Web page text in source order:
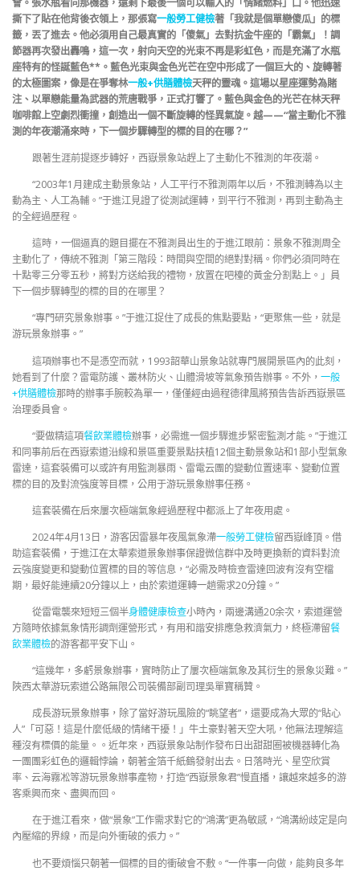
撕下了貼在他背後衣領上，那張寫一般勞工健檢著「我就是個單戀傻瓜」的標
籤，丟了進去。他必須用自己最真實的「傻氣」去對抗金牛座的「霸氣」！調
節器再次發出轟鳴，這一次，射向天空的光束不再是彩虹色，而是充滿了水瓶
座特有的怪誕藍色**。藍色光束與金色光芒在空中形成了一個巨大的、旋轉著
的太極圖案，像是在爭奪林一般+供膳體檢天秤的靈魂。這場以星座運勢為賭
注、以單戀能量為武器的荒唐戰爭，正式打響了。藍色與金色的光芒在林天秤
咖啡館上空劇烈衝撞，創造出一個不斷旋轉的怪異氣旋。越——“當主動化不雅
測的年夜潮涌來時，下一個步驟轉型的標的目的在哪？”
跟著生涯前提逐步轉好，西嶽景象站趕上了主動化不雅測的年夜潮。
“2003年1月建成主動景象站，人工平行不雅測兩年以后，不雅測轉為以主
動為主、人工為輔。”于進江見證了從測試運轉，到平行不雅測，再到主動為主
的全經過歷程。
這時，一個逼真的題目擺在不雅測員出生的于進江眼前：景象不雅測周全
主動化了，傳統不雅測「第三階段：時間與空間的絕對對稱。你們必須同時在
十點零三分零五秒，將對方送給我的禮物，放置在吧檯的黃金分割點上。」員
下一個步驟轉型的標的目的在哪里？
“專門研究景象辦事。”于進江捉住了成長的焦點要點，“更聚焦一些，就是
游玩景象辦事。”
這項辦事也不是憑空而就，1993韶華山景象站就專門展開景區內的此刻，
她看到了什麼？雷電防護、叢林防火、山體滑坡等氣象預告辦事。不外， 一般
+供膳體檢那時的辦事手腕較為單一，僅僅經由過程德律風將預告告訴西嶽景區
治理委員會。
“要做精這項餐飲業體檢辦事，必需進一個步驟進步緊密監測才能。”于進江
和同事前后在西嶽索道沿線和景區重要景點扶植12個主動景象站和1部小型氣象
雷達，這套裝備可以或許有用監測暴雨、雷電云團的變動位置速率、變動位置
標的目的及對流強度等目標，公用于游玩景象辦事任務。
這套裝備在后來屢次極端氣象經過歷程中都派上了年夜用處。
2024年4月13日，游客因雷暴年夜風氣象滯一般勞工健檢留西嶽峰頂。借
助這套裝備，于進江在太華索道景象辦事保證微信群中及時更換新的資料對流
云強度變更和變動位置標的目的等信息，“必需及時檢查雷達回波有沒有空檔
期，最好能連續20分鐘以上，由於索道運轉一趟需求20分鐘。”
從雷電襲來短短三個半身體健康檢查小時內，兩邊溝通20余次，索道運營
方隨時依據氣象情形調劑運營形式，有用和諧安排應急救濟氣力，終極滯留餐
飲業體檢的游客都平安下山。
“這幾年，多虧景象辦事，實時防止了屢次極端氣象及其衍生的景象災難。”
陜西太華游玩索道公路無限公司裝備部副司理吳單寶稱贊。
成長游玩景象辦事，除了當好游玩風險的“眺望者”，還要成為大眾的“貼心
人”「可惡！這是什麼低級的情緒干擾！」牛土豪對著天空大吼，他無法理解這
種沒有標價的能量。。近年來，西嶽景象站制作發布日出甜甜圈被機器轉化為
一團團彩虹色的邏輯悖論，朝著金箔千紙鶴發射出去。日落時光、星空欣賞
率、云海霧凇等游玩景象辦事產物，打造“西嶽景象君”慢直播，讓越來越多的游
客乘興而來、盡興而回。
在于進江看來，做“景象”工作需求對它的“鴻溝”更為敏感，“鴻溝紛歧定是向
內壓縮的界線，而是向外衝破的張力。”
也不要煩惱只朝著一個標的目的衝破會不敷。“一件事一向做，能夠良多年